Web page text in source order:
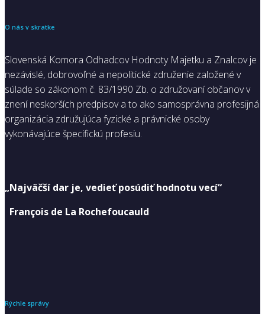
O nás v skratke
Slovenská Komora Odhadcov Hodnoty Majetku a Znalcov je
nezávislé, dobrovoľné a nepolitické združenie založené v
súlade so zákonom č. 83/1990 Zb. o združovaní občanov v
znení neskorších predpisov a to ako samosprávna profesijná
organizácia združujúca fyzické a právnické osoby
vykonávajúce špecifickú profesiu.
„Najväčší dar je, vedieť posúdiť hodnotu vecí“
François de La Rochefoucauld
Rýchle správy